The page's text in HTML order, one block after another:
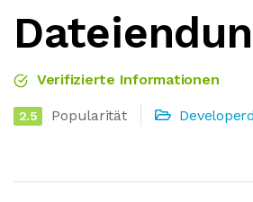
Verifizierte Informationen
2.5 Popularität